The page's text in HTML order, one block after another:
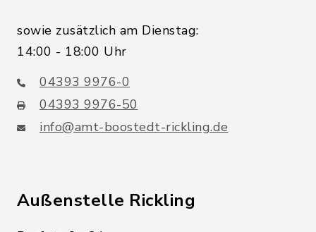
sowie zusätzlich am Dienstag:
14:00 - 18:00 Uhr
04393 9976-0
04393 9976-50
info@amt-boostedt-rickling.de
Außenstelle Rickling